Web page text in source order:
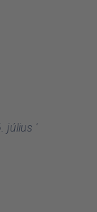
július '